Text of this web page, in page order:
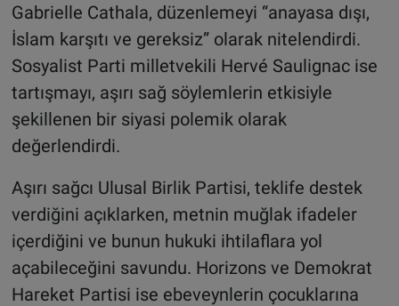
Gabrielle Cathala, düzenlemeyi “anayasa dışı,
İslam karşıtı ve gereksiz” olarak nitelendirdi.
Sosyalist Parti milletvekili Hervé Saulignac ise
tartışmayı, aşırı sağ söylemlerin etkisiyle
şekillenen bir siyasi polemik olarak
değerlendirdi.
Aşırı sağcı Ulusal Birlik Partisi, teklife destek
verdiğini açıklarken, metnin muğlak ifadeler
içerdiğini ve bunun hukuki ihtilaflara yol
açabileceğini savundu. Horizons ve Demokrat
Hareket Partisi ise ebeveynlerin çocuklarına